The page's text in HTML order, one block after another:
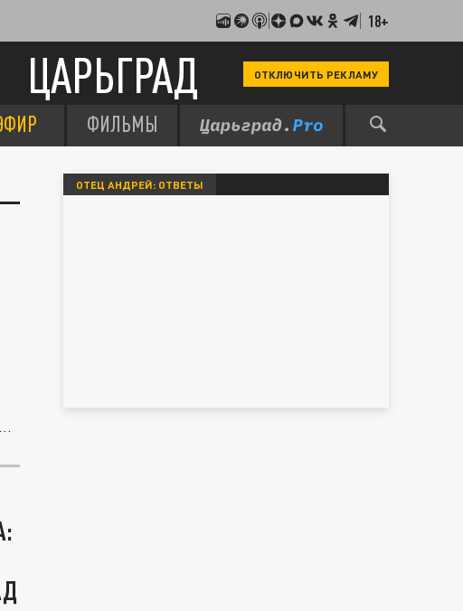
18+
ЦАРЬГРАД ОТКЛЮЧИТЬ РЕКЛАМУ
ФИЛЬМЫ
ОТЕЦ АНДРЕЙ: ОТВЕТЫ